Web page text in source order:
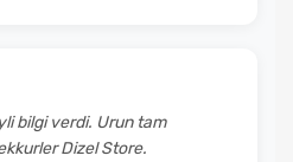
bilgi verdi. Urun tam
Dizel Store.